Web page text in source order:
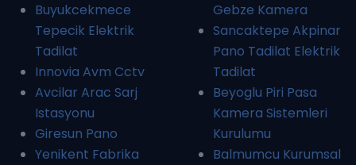
Buyukcekmece
Tepecik Elektrik
Tadilat
Innovia Avm Cctv
Avcilar Arac Sarj
Istasyonu
Giresun Pano
Yenikent Fabrika
Gebze Kamera
Sancaktepe Akpinar
Pano Tadilat Elektrik
Tadilat
Beyoglu Piri Pasa
Kamera Sistemleri
Kurulumu
Balmumcu Kurumsal